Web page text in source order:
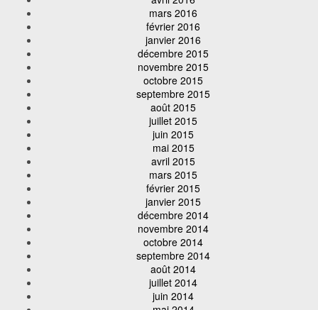
mars 2016
février 2016
janvier 2016
décembre 2015
novembre 2015
octobre 2015
septembre 2015
août 2015
juillet 2015
juin 2015
mai 2015
avril 2015
mars 2015
février 2015
janvier 2015
décembre 2014
novembre 2014
octobre 2014
septembre 2014
août 2014
juillet 2014
juin 2014